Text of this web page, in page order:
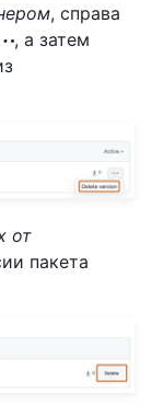
, справа
, а затем
от
пакета